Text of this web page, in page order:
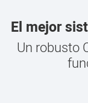
El mejor
Un robusto